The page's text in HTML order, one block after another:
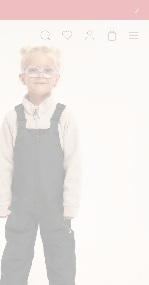
Kappahl i Newbie oraz na kappahl.com. Ofert
Dziecko